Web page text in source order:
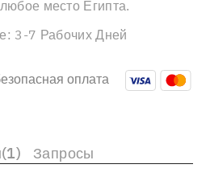
место Египта.
3-7 Рабочих Дней
оплата
Запросы